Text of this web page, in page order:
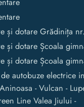
și dotare Grădinița
și dotare Școala
și dotare Școala
autobuze electrice
- Vulcan -
Line Valea Jiului -